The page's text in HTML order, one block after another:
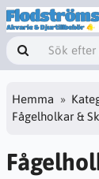
Hemma
Fågelholkar &